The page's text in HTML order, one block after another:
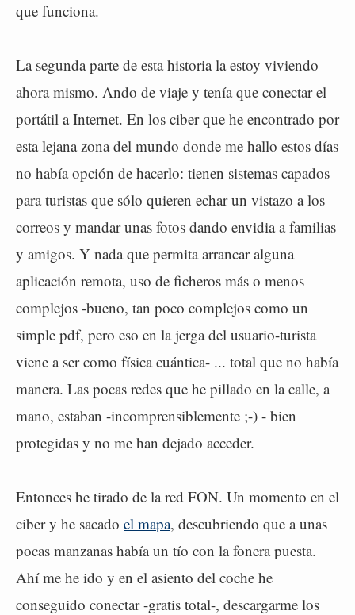
que funciona.
La segunda parte de esta historia la estoy viviendo
ahora mismo. Ando de viaje y tenía que conectar el
portátil a Internet. En los ciber que he encontrado por
esta lejana zona del mundo donde me hallo estos días
no había opción de hacerlo: tienen sistemas capados
para turistas que sólo quieren echar un vistazo a los
correos y mandar unas fotos dando envidia a familias
y amigos. Y nada que permita arrancar alguna
aplicación remota, uso de ficheros más o menos
complejos -bueno, tan poco complejos como un
simple pdf, pero eso en la jerga del usuario-turista
viene a ser como física cuántica- ... total que no había
manera. Las pocas redes que he pillado en la calle, a
mano, estaban -incomprensiblemente ;-) - bien
protegidas y no me han dejado acceder.
Entonces he tirado de la red FON. Un momento en el
ciber y he sacado el mapa, descubriendo que a unas
pocas manzanas había un tío con la fonera puesta.
Ahí me he ido y en el asiento del coche he
conseguido conectar -gratis total-, descargarme los